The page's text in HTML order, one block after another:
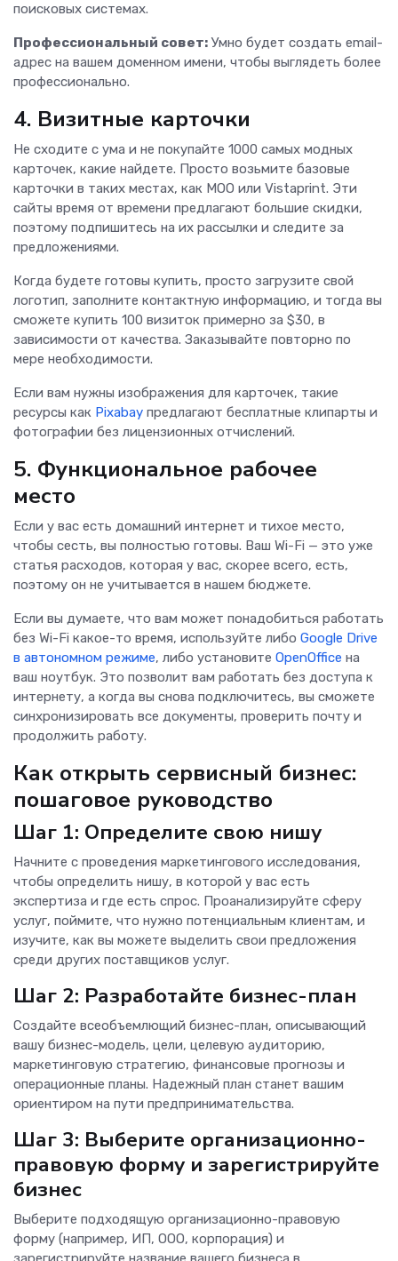
поисковых системах.
Профессиональный совет: Умно будет создать email-
адрес на вашем доменном имени, чтобы выглядеть более
профессионально.
4. Визитные карточки
Не сходите с ума и не покупайте 1000 самых модных
карточек, какие найдете. Просто возьмите базовые
карточки в таких местах, как MOO или Vistaprint. Эти
сайты время от времени предлагают большие скидки,
поэтому подпишитесь на их рассылки и следите за
предложениями.
Когда будете готовы купить, просто загрузите свой
логотип, заполните контактную информацию, и тогда вы
сможете купить 100 визиток примерно за $30, в
зависимости от качества. Заказывайте повторно по
мере необходимости.
Если вам нужны изображения для карточек, такие
ресурсы как Pixabay предлагают бесплатные клипарты и
фотографии без лицензионных отчислений.
5. Функциональное рабочее
место
Если у вас есть домашний интернет и тихое место,
чтобы сесть, вы полностью готовы. Ваш Wi-Fi — это уже
статья расходов, которая у вас, скорее всего, есть,
поэтому он не учитывается в нашем бюджете.
Если вы думаете, что вам может понадобиться работать
без Wi-Fi какое-то время, используйте либо Google Drive
в автономном режиме, либо установите OpenOffice на
ваш ноутбук. Это позволит вам работать без доступа к
интернету, а когда вы снова подключитесь, вы сможете
синхронизировать все документы, проверить почту и
продолжить работу.
Как открыть сервисный бизнес:
пошаговое руководство
Шаг 1: Определите свою нишу
Начните с проведения маркетингового исследования,
чтобы определить нишу, в которой у вас есть
экспертиза и где есть спрос. Проанализируйте сферу
услуг, поймите, что нужно потенциальным клиентам, и
изучите, как вы можете выделить свои предложения
среди других поставщиков услуг.
Шаг 2: Разработайте бизнес-план
Создайте всеобъемлющий бизнес-план, описывающий
вашу бизнес-модель, цели, целевую аудиторию,
маркетинговую стратегию, финансовые прогнозы и
операционные планы. Надежный план станет вашим
ориентиром на пути предпринимательства.
Шаг 3: Выберите организационно-
правовую форму и зарегистрируйте
бизнес
Выберите подходящую организационно-правовую
форму (например, ИП, ООО, корпорация) и